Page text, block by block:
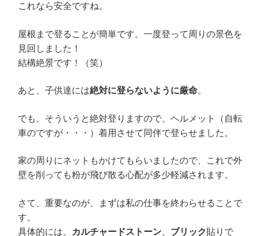
これなら安全ですね。
屋根まで登ることが簡単です。一度登って周りの景色を
見回しました！
結構絶景です！（笑）
あと、子供達には絶対に登らないように厳命。
でも、そういうと絶対登りますので、ヘルメット（自転
車のですが・・・）着用させて同伴で登らせました。
家の周りにネットもかけてもらいましたので、これで外
壁を削っても粉が飛び散る心配が多少軽減されます。
さて、重要なのが、まずは私の仕事を終わらせることで
す。
具体的には、
カルチャードストーン ブリック貼りで